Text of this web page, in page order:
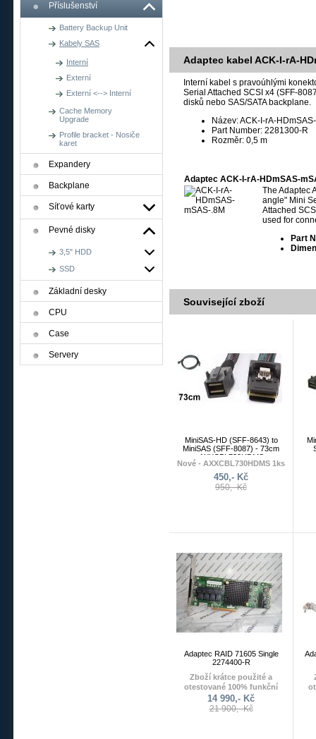
Příslušenství
Battery Backup Unit
Kabely SAS
Interní
Externí
Externí <--> Interní
Cache Memory
Upgrade
Profile bracket - Nosiče
karet
Expandery
Backplane
Síťové karty
Pevné disky
3,5" HDD
SSD
Základní desky
CPU
Case
Servery
Adaptec kabel ACK-I-rA-
Interní kabel s pravoúhlými
Serial Attached SCSI x4 (SFF-
disků nebo SAS/SATA backplane.
Název: ACK-I-rA-
Part Number: 2281300-R
Rozměr: 0,5 m
Adaptec ACK-I-rA-HDmSAS-
The Adaptec
angle" Mini
Attached
used for
Part
Související zboží
MiniSAS-HD (SFF-8643) to
MiniSAS (SFF-8087) - 73cm
AXXCBL730HDMS
Nové - AXXCBL730HDMS 1ks
450,- Kč
950,- Kč
Adaptec RAID 71605 Single
2274400-R
Zboží krátce použité a
otestované 100% funkční
14 990,- Kč
21 900,- Kč